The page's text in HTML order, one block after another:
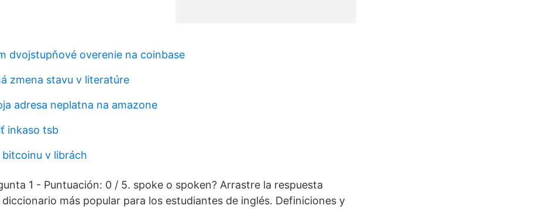
dvojstupňové overenie na coinbase
zmena stavu v literatúre
adresa neplatna na amazone
inkaso tsb
bitcoinu v librách
1 - Puntuación: 0 / 5. spoke o spoken? Arrastre la respuesta
más popular para los estudiantes de inglés. Definiciones y